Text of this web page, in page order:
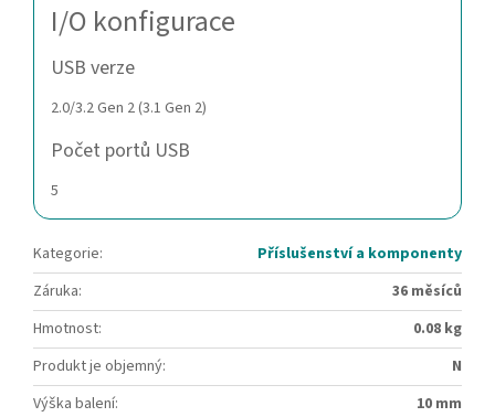
I/O konfigurace
USB verze
2.0/3.2 Gen 2 (3.1 Gen 2)
Počet portů USB
5
Kategorie:
Příslušenství a komponenty
Záruka:
36 měsíců
Hmotnost:
0.08 kg
Produkt je objemný:
N
Výška balení:
10 mm